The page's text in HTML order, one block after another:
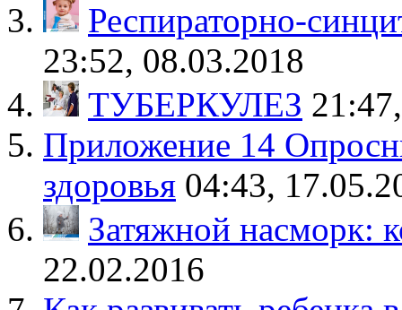
Респираторно-
23:52, 08.03.2018
ТУБЕРКУЛЕЗ
Приложение 14
здоровья 04:43,
Затяжной насморк:
22.02.2016